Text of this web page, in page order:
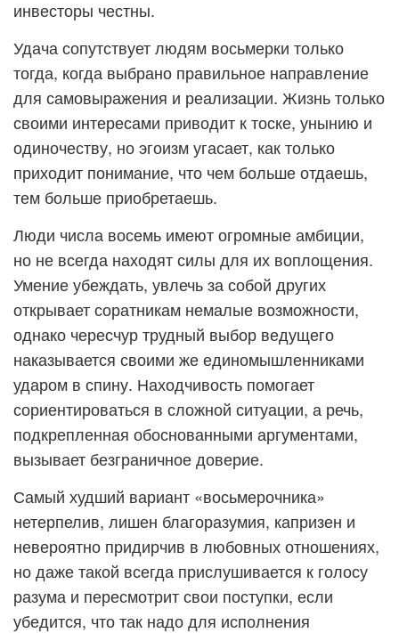
инвесторы честны.
Удача сопутствует людям восьмерки только
тогда, когда выбрано правильное направление
для самовыражения и реализации. Жизнь только
своими интересами приводит к тоске, унынию и
одиночеству, но эгоизм угасает, как только
приходит понимание, что чем больше отдаешь,
тем больше приобретаешь.
Люди числа восемь имеют огромные амбиции,
но не всегда находят силы для их воплощения.
Умение убеждать, увлечь за собой других
открывает соратникам немалые возможности,
однако чересчур трудный выбор ведущего
наказывается своими же единомышленниками
ударом в спину. Находчивость помогает
сориентироваться в сложной ситуации, а речь,
подкрепленная обоснованными аргументами,
вызывает безграничное доверие.
Самый худший вариант «восьмерочника»
нетерпелив, лишен благоразумия, капризен и
невероятно придирчив в любовных отношениях,
но даже такой всегда прислушивается к голосу
разума и пересмотрит свои поступки, если
убедится, что так надо для исполнения